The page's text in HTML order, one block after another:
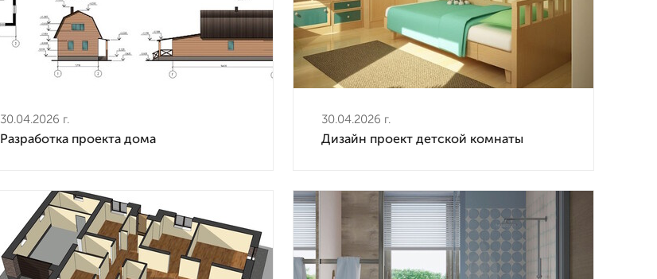
30.04.2026 г.
Разработка проекта дома
30.04.2026 г.
Дизайн проект детской комнаты